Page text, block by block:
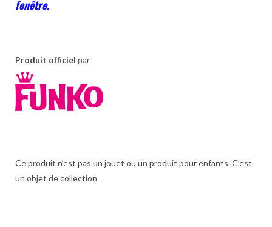
fenêtre.
Produit officiel par
Ce produit n’est pas un jouet ou un produit pour enfants. C’est
un objet de collection